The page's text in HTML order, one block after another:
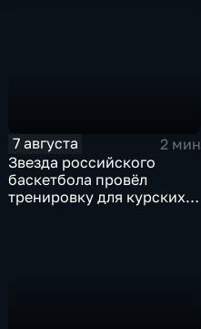
7 августа
2 мин
Звезда российского
баскетбола провёл
тренировку для курских